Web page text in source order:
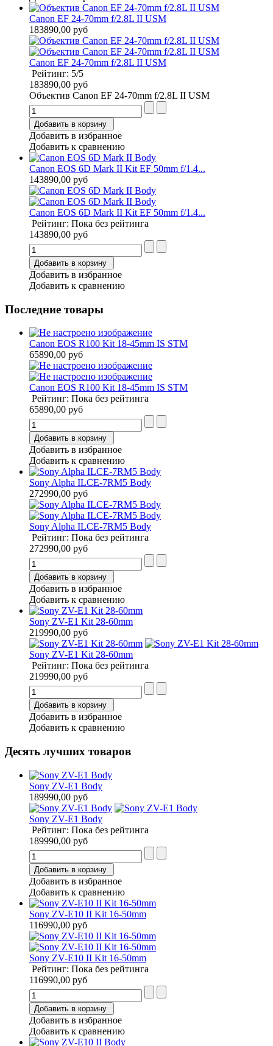
Canon EF 24-70mm f/2.8L II USM
183890,00 руб
Canon EF 24-70mm f/2.8L II USM
Рейтинг: 5/5
183890,00 руб
Объектив Canon EF 24-70mm f/2.8L II USM
Добавить в корзину
Добавить в избранное
Добавить к сравнению
Canon EOS 6D Mark II Kit EF 50mm f/1.4...
143890,00 руб
Canon EOS 6D Mark II Kit EF 50mm f/1.4...
Рейтинг: Пока без рейтинга
143890,00 руб
Добавить в корзину
Добавить в избранное
Добавить к сравнению
Последние товары
Canon EOS R100 Kit 18-45mm IS STM
65890,00 руб
Canon EOS R100 Kit 18-45mm IS STM
Рейтинг: Пока без рейтинга
65890,00 руб
Добавить в корзину
Добавить в избранное
Добавить к сравнению
Sony Alpha ILCE-7RM5 Body
272990,00 руб
Sony Alpha ILCE-7RM5 Body
Рейтинг: Пока без рейтинга
272990,00 руб
Добавить в корзину
Добавить в избранное
Добавить к сравнению
Sony ZV-E1 Kit 28-60mm
219990,00 руб
Sony ZV-E1 Kit 28-60mm
Рейтинг: Пока без рейтинга
219990,00 руб
Добавить в корзину
Добавить в избранное
Добавить к сравнению
Десять лучших товаров
Sony ZV-E1 Body
189990,00 руб
Sony ZV-E1 Body
Рейтинг: Пока без рейтинга
189990,00 руб
Добавить в корзину
Добавить в избранное
Добавить к сравнению
Sony ZV-E10 II Kit 16-50mm
116990,00 руб
Sony ZV-E10 II Kit 16-50mm
Рейтинг: Пока без рейтинга
116990,00 руб
Добавить в корзину
Добавить в избранное
Добавить к сравнению